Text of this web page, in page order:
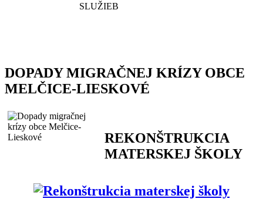
DOPADY MIGRAČNEJ KRÍZY OBCE
MELČICE-LIESKOVÉ
REKONŠTRUKCIA
MATERSKEJ ŠKOLY